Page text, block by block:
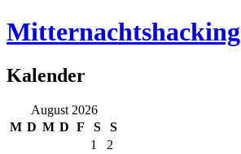
Mitternachtshacking
Kalender
August 2026
M D M D F S
S
1
2